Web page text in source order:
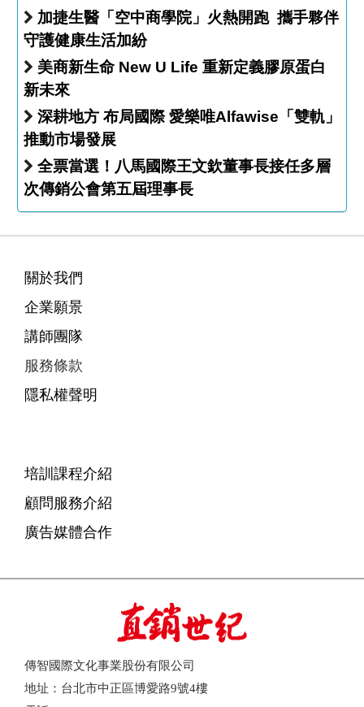
加捷生醫「空中商學院」火熱開跑 攜手夥伴
守護健康生活加紛
美商新生命 New U Life 重新定義膠原蛋白
新未來
深耕地方 布局國際 愛樂唯Alfawise「雙軌」
推動市場發展
全票當選！八馬國際王文欽董事長接任多層
次傳銷公會第五屆理事長
關於我們
企業願景
講師團隊
服務條款
隱私權聲明
培訓課程介紹
顧問服務介紹
廣告媒體合作
傳智國際文化事業股份有限公司
地址：台北市中正區博愛路9號4樓